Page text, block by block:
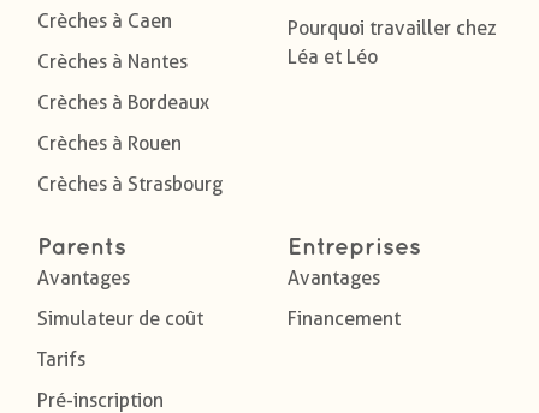
Crèches à Caen
Crèches à Nantes
Crèches à Bordeaux
Crèches à Rouen
Crèches à Strasbourg
Pourquoi travailler chez
Léa et Léo
Parents
Avantages
Simulateur de coût
Tarifs
Pré-inscription
Entreprises
Avantages
Financement